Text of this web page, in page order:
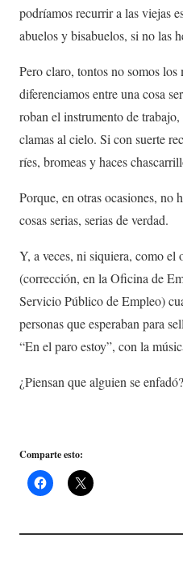
podríamos recurrir a las viejas
abuelos y bisabuelos, si no las
Pero claro, tontos no somos los
diferenciamos entre una cosa
roban el instrumento de
clamas al cielo. Si con suerte
ríes, bromeas y haces
Porque, en otras ocasiones, no
cosas serias, serias de verdad.
Y, a veces, ni siquiera, como el
(corrección, en la Oficina de
Servicio Público de Empleo)
personas que esperaban para
“En el paro estoy”, con la
¿Piensan que alguien se enfadó?
Comparte esto: